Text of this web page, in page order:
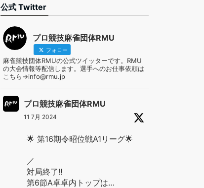
公式 Twitter
プロ競技麻雀団体RMU
フォロー
麻雀競技団体RMUの公式ツイッターです。RMU
の大会情報等配信します。選手へのお仕事依頼は
こちら→info@rmu.jp
プロ競技麻雀団体RMU
11 7月 2024
🌟 第16期令昭位戦A1リーグ🌟
／
対局終了‼️
第6節A卓卓内トップは…